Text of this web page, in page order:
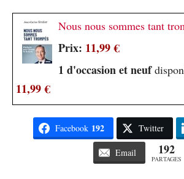
Nous nous sommes tant
Prix: 11,99 €
1 d'occasion et neuf
11,99 €
Facebook 192 Twitter
Email 192
PARTAGES